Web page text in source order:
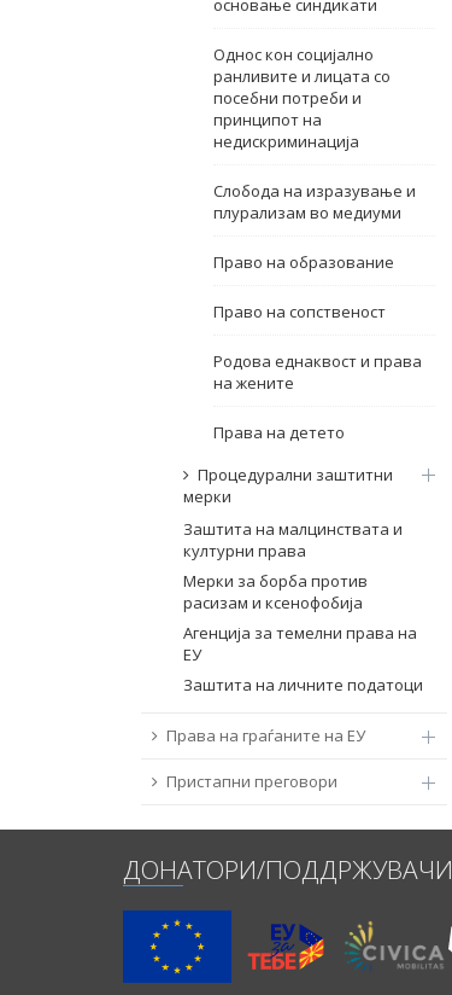
основање синдикати
Однос кон социјално
ранливите и лицата со
посебни потреби и
принципот на
недискриминација
Слобода на изразување и
плурализам во медиуми
Право на образование
Право на сопственост
Родова еднаквост и права
на жените
Права на детето
Процедурални заштитни
мерки
Заштита на малцинствата и
културни права
Мерки за борба против
расизам и ксенофобија
Агенција за темелни права на
ЕУ
Заштита на личните податоци
Права на граѓаните на ЕУ
Пристапни преговори
ДОНАТОРИ/ПОДДРЖУВАЧИ